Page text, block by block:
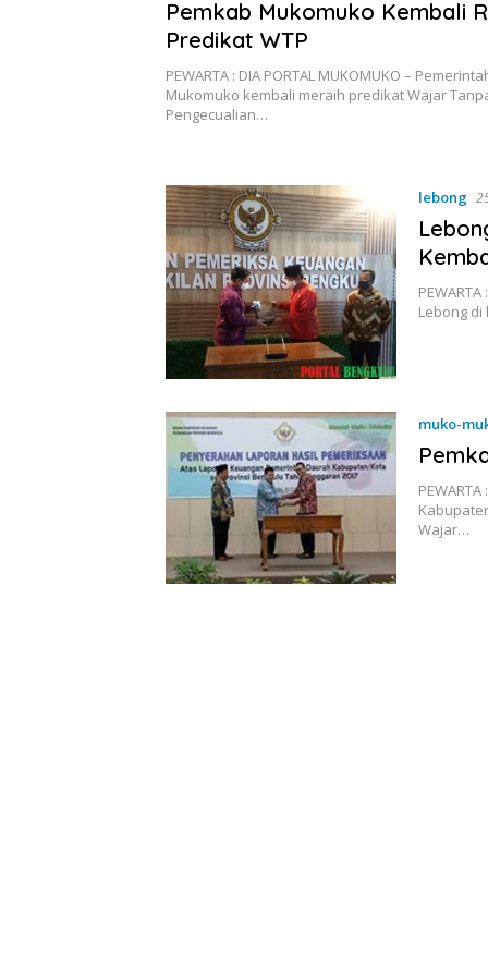
Pemkab Mukomuko Kembali
Predikat WTP
PEWARTA : DIA PORTAL MUKOMUKO –
Mukomuko kembali meraih predikat Wajar
Pengecualian…
lebong
Lebong
muko-
Wajar…